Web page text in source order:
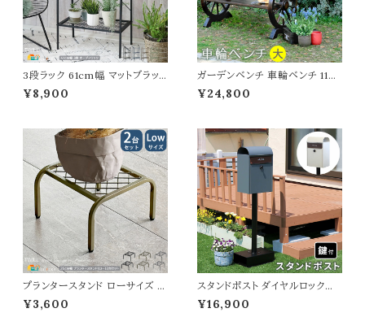
3段ラック 61cm幅 マットブラッ
ク ブルーグレー モカブラウン ピ
スタチオグリーン アイボリーホワ
6cm 高さ110cm おすすめ おし
ゃれ 北欧 モダン スチールラック
鉢植えラック プランターラック 植
木鉢ラック
¥8,900
ガーデンベンチ 車輪ベンチ 110c
m幅 ダークブラウン ホワイト 茶
色 白 庭のベンチ 車輪型ベンチ
北欧 ガーデニング DIY 杉 松
木製ベンチ 二人掛けベンチ ウッ
ドベンチ 天然木 背もたれ付きベ
ンチ テラス 春 夏 秋 冬
¥24,800
プランタースタンド ローサイズ 2
5cm幅 同色2台セット ブラック
ゴールド グレー 幅25cm 奥行2
¥3,600
スタンドポスト ダイヤルロック式
36cm幅 郵便ポスト グレー グレ
ージュ 手前開き おすすめ おし
¥16,900